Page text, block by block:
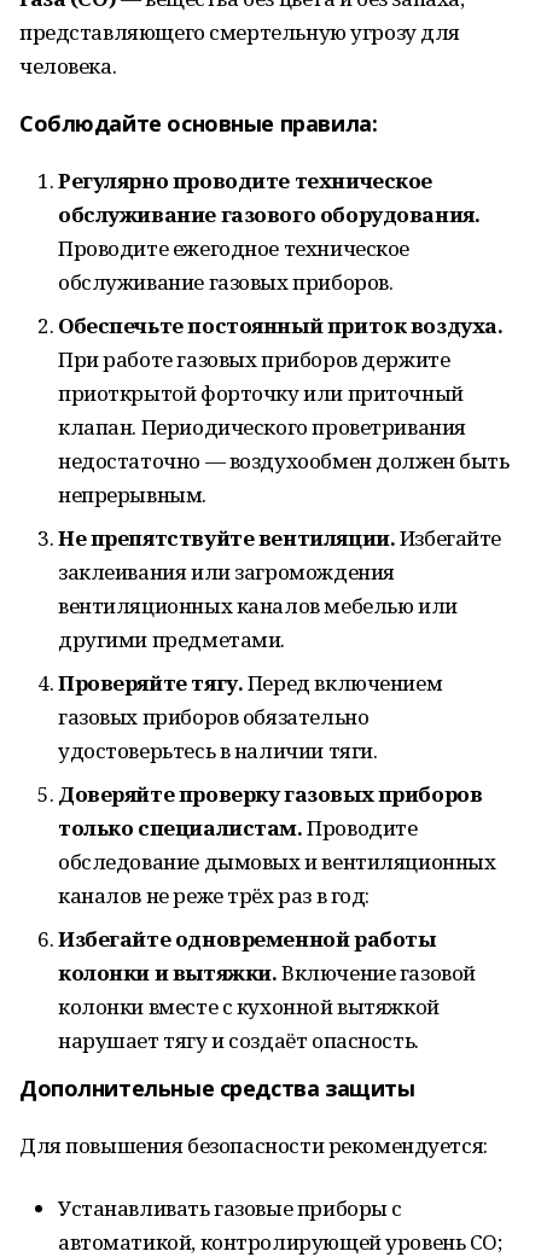
представляющего смертельную угрозу для
человека.
Соблюдайте основные правила:
Регулярно проводите техническое
обслуживание газового оборудования.
Проводите ежегодное техническое
обслуживание газовых приборов.
Обеспечьте постоянный приток воздуха.
При работе газовых приборов держите
приоткрытой форточку или приточный
клапан. Периодического проветривания
недостаточно — воздухообмен должен быть
непрерывным.
Не препятствуйте вентиляции.Избегайте
заклеивания или загромождения
вентиляционных каналов мебелью или
другими предметами.
Проверяйте тягу.Перед включением
газовых приборов обязательно
удостоверьтесь в наличии тяги.
Доверяйте проверку газовых приборов
только специалистам.Проводите
обследование дымовых и вентиляционных
каналов не реже трёх раз в год:
Избегайте одновременной работы
колонки и вытяжки.Включение газовой
колонки вместе с кухонной вытяжкой
нарушает тягу и создаёт опасность.
Дополнительные средства защиты
Для повышения безопасности рекомендуется:
Устанавливать газовые приборы с
автоматикой, контролирующей уровень CO;